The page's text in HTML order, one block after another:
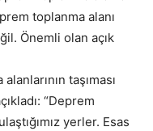
toplanma alanı
Önemli olan açık
taşıması
“Deprem
yerler. Esas